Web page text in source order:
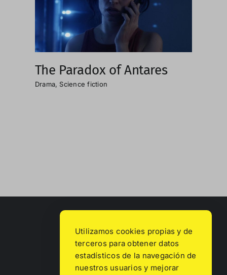
The Paradox of Antares
Drama, Science fiction
Utilizamos cookies propias y de
terceros para obtener datos
estadísticos de la navegación de
nuestros usuarios y mejorar